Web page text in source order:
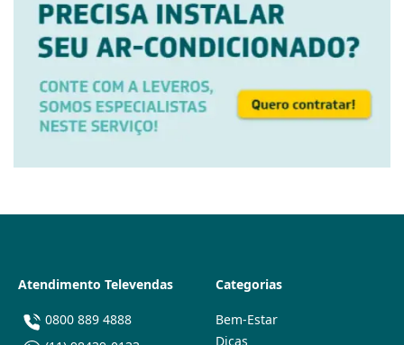
Atendimento Televendas
0800 889 4888
Categorias
Bem-Estar
Dicas